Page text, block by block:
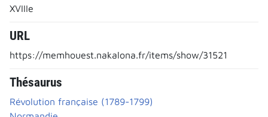
XVIIIe
URL
https://memhouest.nakalona.fr/items/show/31521
Thésaurus
Révolution française (1789-1799)